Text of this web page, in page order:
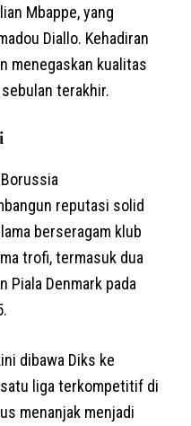
Mbappe, yang
Diallo. Kehadiran
menegaskan kualitas
terakhir.
reputasi solid
berseragam klub
trofi, termasuk dua
Piala Denmark pada
dibawa Diks ke
liga terkompetitif di
menanjak menjadi